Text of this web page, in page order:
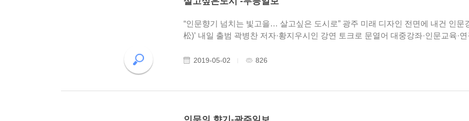
“인문향기 넘치는 빛고을… 살고싶은 도시로” 광주 미래 디자인 전면에 내건 인문강좌 출범 (사)인문연구원 ‘동고송(冬孤
松)’ 내일 출범 곽병찬 저자·황지우시인 강연 토크로 문열어 대중강좌·인문교육·연구·출판·명
2019-05-02 826